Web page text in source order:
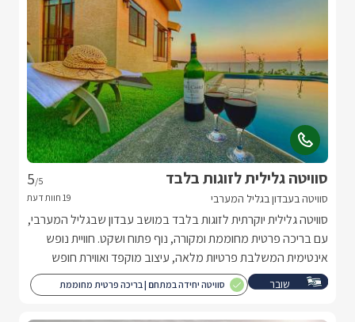
סוויטה גלילית לזוגות בלבד
סוויטה בעבדון בגליל המערבי
5/5
סוויטה גלילית יוקרתית לזוגות בלבד במושב עבדון שבגליל המערבי,
עם בריכה פרטית מחוממת ומקורה, נוף פתוח ושקט. חוויית נופש
אינטימית המשלבת פרטיות מלאה, עיצוב מוקפד ואווירת חופש
רגועה מול הטבע.
שובר
סוויטה יחידה במתחם | בריכה פרטית מחוממת